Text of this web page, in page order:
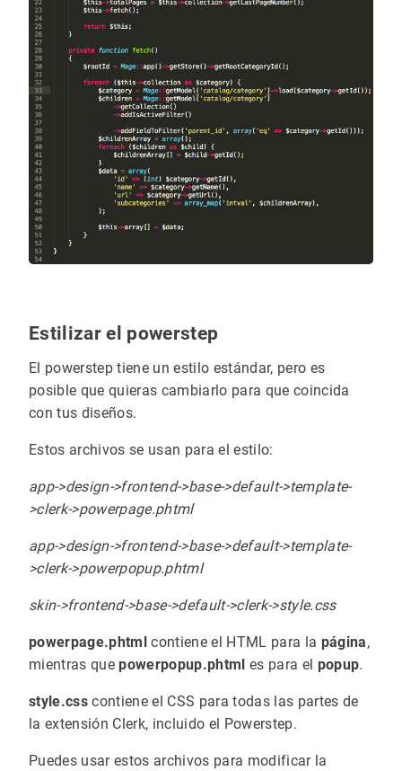
Estilizar el powerstep
El powerstep tiene un estilo estándar, pero es
posible que quieras cambiarlo para que coincida
con tus diseños.
Estos archivos se usan para el estilo:
app->design->frontend->base->default->template-
>clerk->powerpage.phtml
app->design->frontend->base->default->template-
>clerk->powerpopup.phtml
skin->frontend->base->default->clerk->style.css
powerpage.phtmlcontiene el HTML para la página,
mientras quepowerpopup.phtml es para el popup.
style.csscontiene el CSS para todas las partes de
la extensión Clerk, incluido el Powerstep.
Puedes usar estos archivos para modificar la